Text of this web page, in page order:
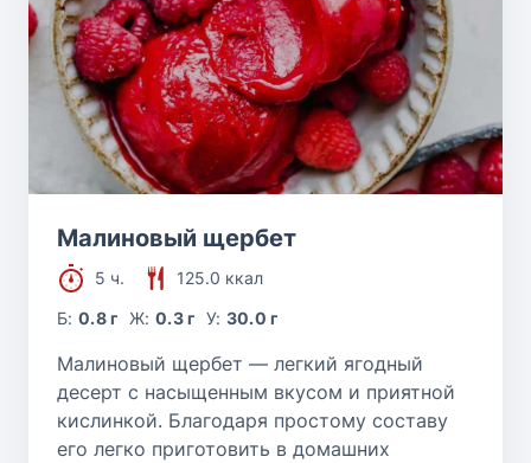
Малиновый щербет
5 ч.
125.0 ккал
Б:0.8 г Ж: 0.3 г У: 30.0 г
Малиновый щербет — легкий ягодный
десерт с насыщенным вкусом и приятной
кислинкой. Благодаря простому составу
его легко приготовить в домашних